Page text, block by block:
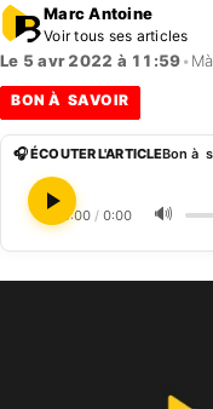
Marc Antoine
Voir tous ses articles
Le 5 avr 2022 à 11:59•
BON À SAVOIR
🎧 ÉCOUTER L'ARTICLE
0:00 / 0:00 🔊